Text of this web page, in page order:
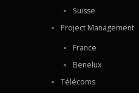
Suisse
Project Management
France
Benelux
Télécoms